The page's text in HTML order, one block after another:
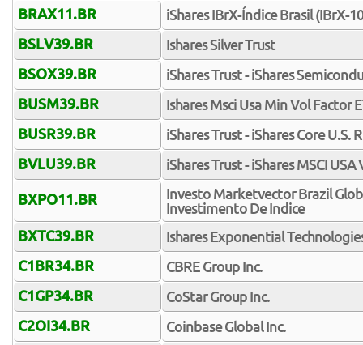
BRAX11.BR
iShares IBrX-Índice Brasil (IBrX-
BSLV39.BR
Ishares Silver Trust
BSOX39.BR
iShares Trust - iShares
BUSM39.BR
Ishares Msci Usa Min Vol Factor
BUSR39.BR
iShares Trust - iShares Core U.S.
BVLU39.BR
iShares Trust - iShares MSCI USA
BXPO11.BR
Investo Marketvector Brazil
Investimento De Indice
BXTC39.BR
Ishares Exponential
C1BR34.BR
CBRE Group Inc.
C1GP34.BR
CoStar Group Inc.
C2OI34.BR
Coinbase Global Inc.